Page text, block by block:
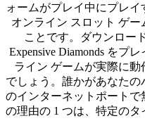
ォームがプレイ中にプレ
オンライン スロット ゲ
ことです。ダウンロー
Expensive Diamonds をプ
ライン ゲームが実際に
でしょう。誰かがあなた
のインターネットポートで
の理由の 1 つは、特定の